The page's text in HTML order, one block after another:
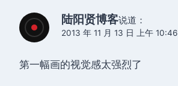
陆阳贤博客说道：
2013 年 11 月 13 日 上午 10:46
第一幅画的视觉感太强烈了